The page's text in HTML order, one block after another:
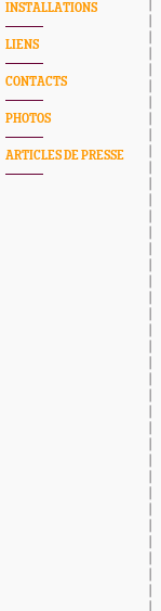
INSTALLATIONS
LIENS
CONTACTS
PHOTOS
ARTICLES DE PRESSE